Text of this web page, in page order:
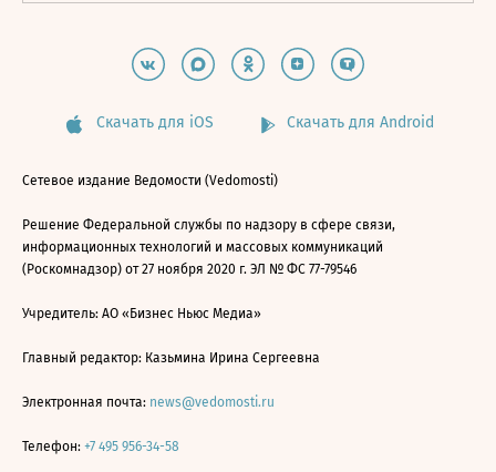
Скачать для iOS Скачать для Android
Сетевое издание Ведомости (Vedomosti)
Решение Федеральной службы по надзору в сфере связи,
информационных технологий и массовых коммуникаций
(Роскомнадзор) от 27 ноября 2020 г. ЭЛ № ФС 77-79546
Учредитель: АО «Бизнес Ньюс Медиа»
Главный редактор: Казьмина Ирина Сергеевна
Электронная почта: news@vedomosti.ru
Телефон: +7 495 956-34-58